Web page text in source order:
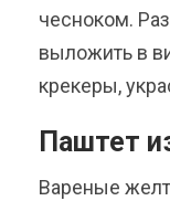
чесноком.
выложить в
крекеры,
Паштет
Вареные